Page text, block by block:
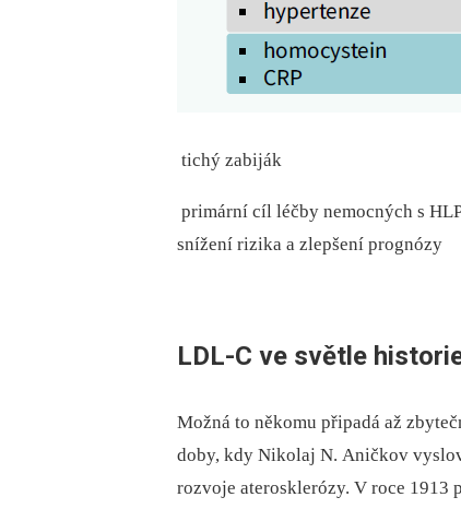
 tichý zabiják
 primární cíl léčby nemocných s
snížení rizika a zlepšení prognózy
LDL-C ve světle
Možná to někomu připadá až
doby, kdy Nikolaj N. Aničkov
rozvoje aterosklerózy. V roce